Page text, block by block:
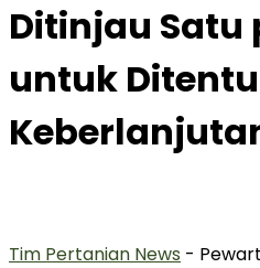
Ditinjau Satu
untuk
Tim Pertanian News -